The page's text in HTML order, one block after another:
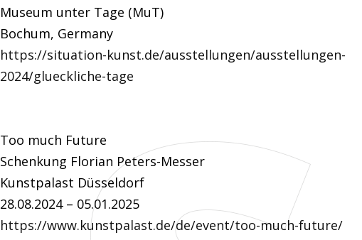
Museum unter Tage (MuT)
Bochum, Germany
https://situation-kunst.de/ausstellungen/ausstellungen-
2024/glueckliche-tage
Too much Future
Schenkung Florian Peters-Messer
Kunstpalast Düsseldorf
28.08.2024 – 05.01.2025
https://www.kunstpalast.de/de/event/too-much-future/